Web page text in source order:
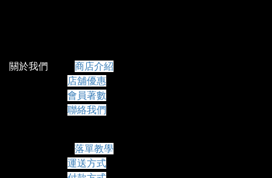
關於我們 商店介紹
店舖優惠
會員著數
聯絡我們
落單教學
運送方式